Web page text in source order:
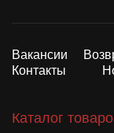
Вакансии
Контакты
Каталог